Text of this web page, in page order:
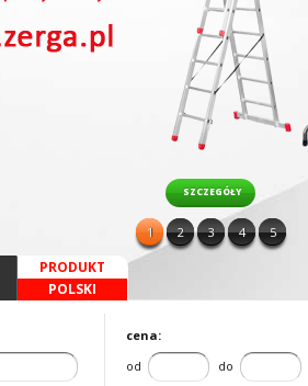
SZCZEGÓŁY
1 2 3 4 5
PRODUKT
POLSKI
cena:
od
do